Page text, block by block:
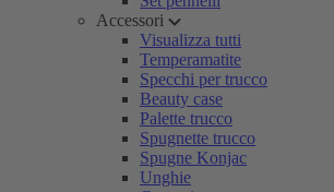
Accessori
Visualizza tutti
Temperamatite
Specchi per trucco
Beauty case
Palette trucco
Spugnette trucco
Spugne Konjac
Unghie